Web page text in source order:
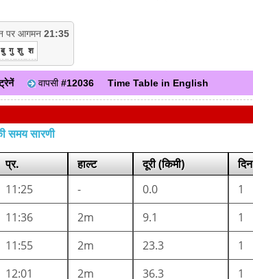
पर आगमन 21:35
बु गु शु श
वापसी#12036 Time Table in English
समय सारणी
प्र. हाल्ट दूरी (किमी)
दिन
11:25 - 0.0
1
11:36 2m 9.1
1
11:55 2m 23.3
1
12:01 2m 36.3
1